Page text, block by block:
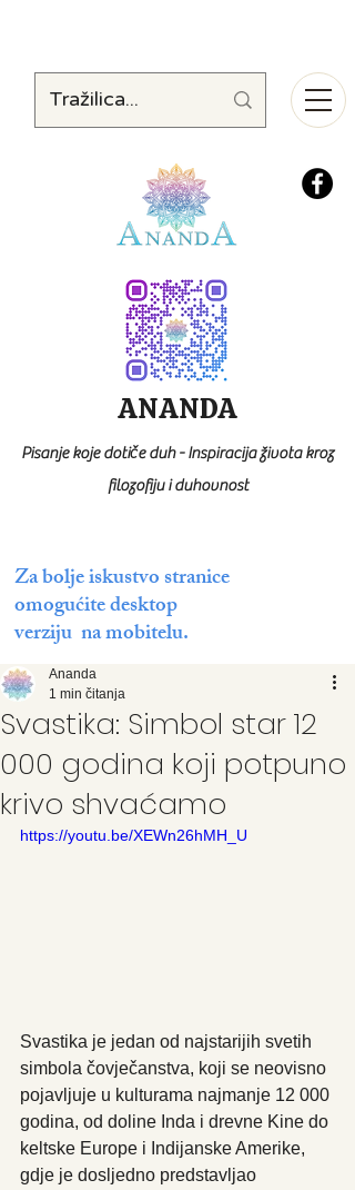
Za bolje iskustvo stranice
omogućite desktop
verziju na mobitelu.
ANANDA
Pisanje koje dotiče duh - Inspiracija života kroz
filozofiju i duhovnost
Svastika: Simbol star 12
000 godina koji potpuno
krivo shvaćamo
Ananda
1 min čitanja
https://youtu.be/XEWn26hMH_U
Svastika je jedan od najstarijih svetih
simbola čovječanstva, koji se neovisno
pojavljuje u kulturama najmanje 12 000
godina, od doline Inda i drevne Kine do
keltske Europe i Indijanske Amerike,
gdje je dosljedno predstavljao